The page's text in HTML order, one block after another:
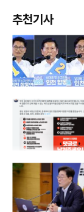
추천기사